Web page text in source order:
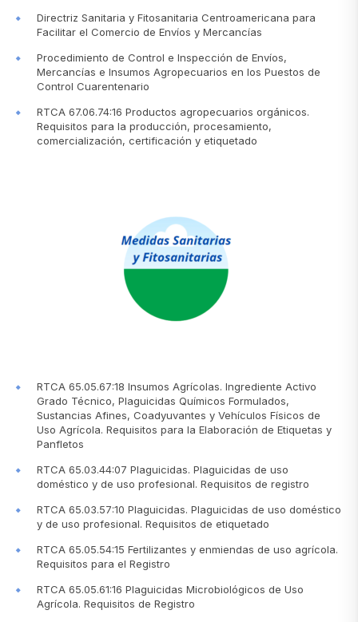
Directriz Sanitaria y Fitosanitaria Centroamericana para
Facilitar el Comercio de Envíos y Mercancías
Procedimiento de Control e Inspección de Envíos,
Mercancías e Insumos Agropecuarios en los Puestos de
Control Cuarentenario
RTCA 67.06.74:16 Productos agropecuarios orgánicos.
Requisitos para la producción, procesamiento,
comercialización, certificación y etiquetado
RTCA 65.05.67:18 Insumos Agrícolas. Ingrediente Activo
Grado Técnico, Plaguicidas Químicos Formulados,
Sustancias Afines, Coadyuvantes y Vehículos Físicos de
Uso Agrícola. Requisitos para la Elaboración de Etiquetas y
Panfletos
RTCA 65.03.44:07 Plaguicidas. Plaguicidas de uso
doméstico y de uso profesional. Requisitos de registro
RTCA 65.03.57:10 Plaguicidas. Plaguicidas de uso doméstico
y de uso profesional. Requisitos de etiquetado
RTCA 65.05.54:15 Fertilizantes y enmiendas de uso agrícola.
Requisitos para el Registro
RTCA 65.05.61:16 Plaguicidas Microbiológicos de Uso
Agrícola. Requisitos de Registro